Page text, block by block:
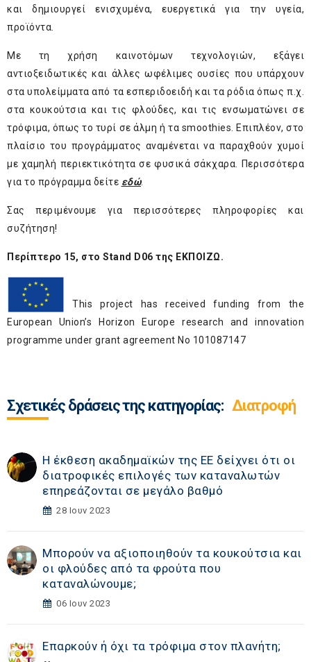
και δημιουργεί ενισχυμένα, ευεργετικά για την υγεία,
προϊόντα.
Με τη χρήση καινοτόμων τεχνολογιών, εξάγει
αντιοξειδωτικές και άλλες ωφέλιμες ουσίες που υπάρχουν
στα υπολείμματα από τα εσπεριδοειδή και τα ρόδια όπως π.χ.
στα κουκούτσια και τις φλούδες, και τις ενσωματώνει σε
τρόφιμα, όπως το τυρί σε άλμη ή τα smoothies. Επιπλέον, στο
πλαίσιο του προγράμματος αναμένεται να παραχθούν χυμοί
με χαμηλή περιεκτικότητα σε φυσικά σάκχαρα. Περισσότερα
για το πρόγραμμα δείτε εδώ.
Σας περιμένουμε για περισσότερες πληροφορίες και
συζήτηση!
Περίπτερο 15, στο Stand D06 της ΕΚΠΟΙΖΩ.
This project has received funding from the
European Union’s Horizon Europe research and innovation
programme under grant agreement No 101087147
Σχετικές δράσεις της κατηγορίας: Διατροφή
Η έκθεση ακαδημαϊκών της ΕΕ δείχνει ότι οι
διατροφικές επιλογές των καταναλωτών
επηρεάζονται σε μεγάλο βαθμό
28 Ιουν 2023
Μπορούν να αξιοποιηθούν τα κουκούτσια και
οι φλούδες από τα φρούτα που
καταναλώνουμε;
06 Ιουν 2023
Επαρκούν ή όχι τα τρόφιμα στον πλανήτη;